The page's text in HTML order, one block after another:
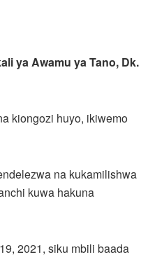
ya Awamu ya Tano, Dk.
kiongozi huyo, ikiwemo
na kukamilishwa
kuwa hakuna
2021, siku mbili baada